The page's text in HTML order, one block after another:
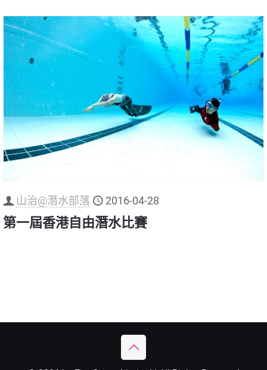
山治@潛水部落 2016-04-28
第一屆香港自由潛水比賽